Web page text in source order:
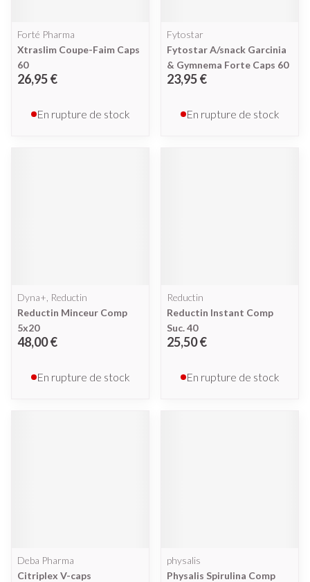
Forté Pharma
Xtraslim Coupe-Faim Caps
60
26,95 €
En rupture de stock
Fytostar
Fytostar A/snack Garcinia
& Gymnema Forte Caps 60
23,95 €
En rupture de stock
Dyna+, Reductin
Reductin Minceur Comp
5x20
48,00 €
En rupture de stock
Reductin
Reductin Instant Comp
Suc. 40
25,50 €
En rupture de stock
Deba Pharma
Citriplex V-caps
physalis
Physalis Spirulina Comp